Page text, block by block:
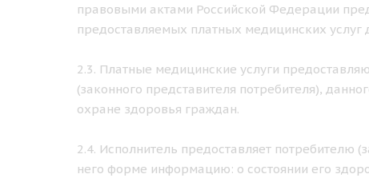
правовыми актами Российской Федерации
предоставляемых платных медицинских услуг
2.3. Платные медицинские услуги
(законного представителя потребителя),
охране здоровья граждан.
2.4. Исполнитель предоставляет потребителю
него форме информацию: о состоянии его